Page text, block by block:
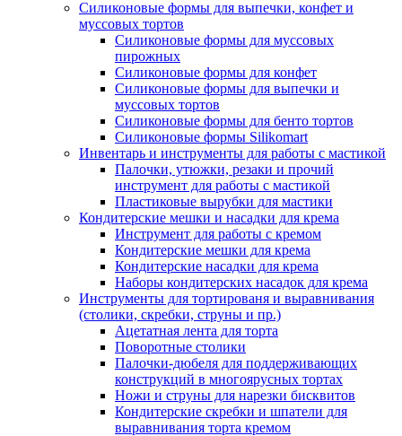
Силиконовые формы для выпечки, конфет и
муссовых тортов
Силиконовые формы для муссовых
пирожных
Силиконовые формы для конфет
Силиконовые формы для выпечки и
муссовых тортов
Силиконовые формы для бенто тортов
Силиконовые формы Silikomart
Инвентарь и инструменты для работы с мастикой
Палочки, утюжки, резаки и прочий
инструмент для работы с мастикой
Пластиковые вырубки для мастики
Кондитерские мешки и насадки для крема
Инструмент для работы с кремом
Кондитерские мешки для крема
Кондитерские насадки для крема
Наборы кондитерских насадок для крема
Инструменты для тортированя и выравнивания
(столики, скребки, струны и пр.)
Ацетатная лента для торта
Поворотные столики
Палочки-дюбеля для поддерживающих
конструкций в многоярусных тортах
Ножи и струны для нарезки бисквитов
Кондитерские скребки и шпатели для
выравнивания торта кремом